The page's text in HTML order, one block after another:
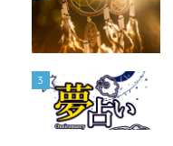
3